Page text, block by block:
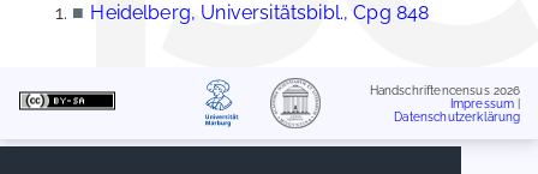
■ Heidelberg, Universitätsbibl., Cpg 848
Handschriftencensus 2026
Impressum
Datenschutzerklärung